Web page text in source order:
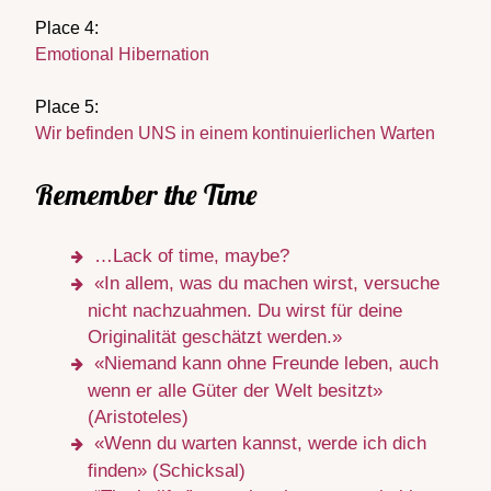
Place 4:
Emotional Hibernation
Place 5:
Wir befinden UNS in einem kontinuierlichen Warten
Remember the Time
…Lack of time, maybe?
«In allem, was du machen wirst, versuche
nicht nachzuahmen. Du wirst für deine
Originalität geschätzt werden.»
«Niemand kann ohne Freunde leben, auch
wenn er alle Güter der Welt besitzt»
(Aristoteles)
«Wenn du warten kannst, werde ich dich
finden» (Schicksal)